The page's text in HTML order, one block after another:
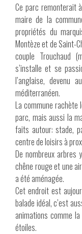
Ce parc remonterait
maire de la
propriétés du
Montèze et de Saint-
couple Trouchaud
s’installe et se
l’anglaise,
méditerranéen.
La commune rachète
parc, mais aussi la
faits autour: stade,
centre de loisirs à
De nombreux arbres
chêne rouge et une
a été aménagée.
Cet endroit est
balade idéal, c’est
animations comme
étoiles.